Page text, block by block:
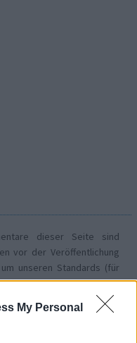
My Personal
dieser Seite sind
vor der Veröffentlichung
unseren Standards (für
zu entsprechen. Wir
nachgewiesenen
um ihre Meinungen